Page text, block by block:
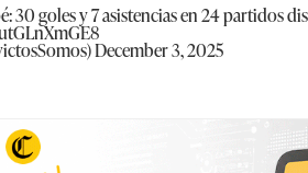
30 goles y 7 asistencias en 24 partidos
December 3, 2025